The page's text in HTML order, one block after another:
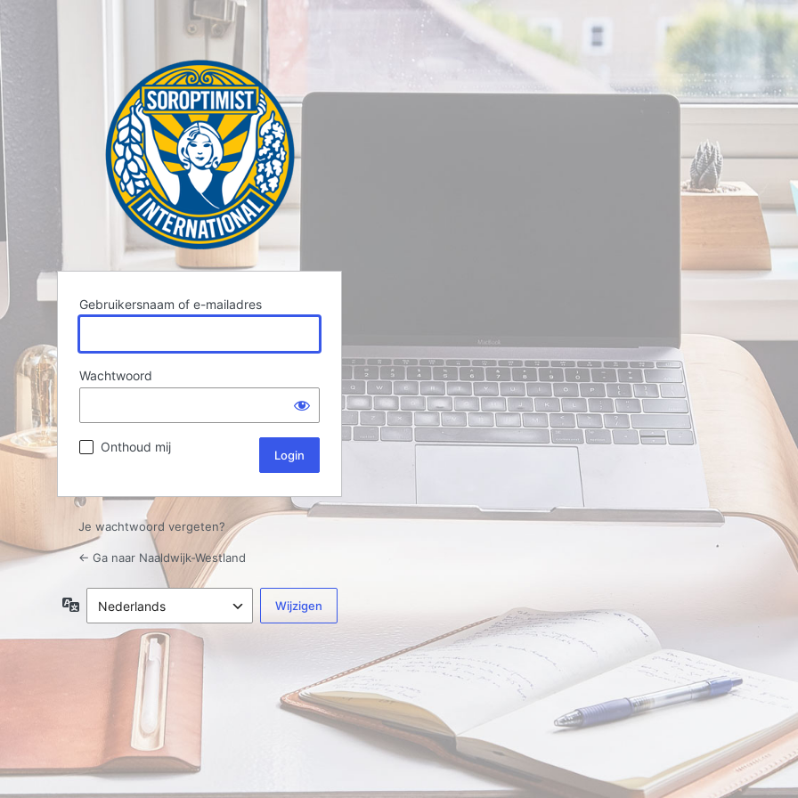
Gebruikersnaam of e-mailadres
Wachtwoord
Onthoud mij
Je wachtwoord vergeten?
← Ga naar Naaldwijk-Westland
Taal